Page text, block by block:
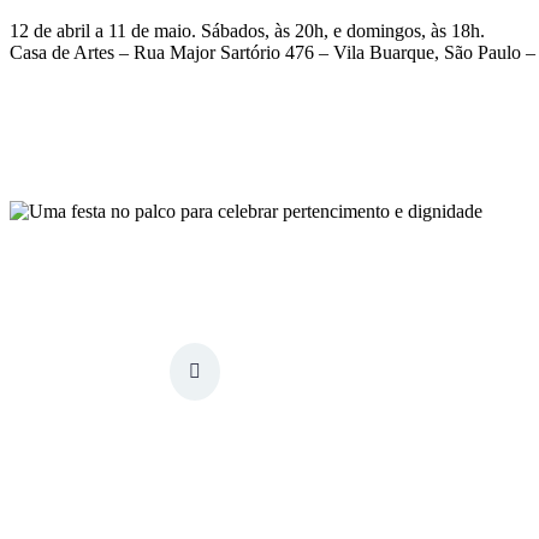
12 de abril a 11 de maio. Sábados, às 20h, e domingos, às 18h.
Casa de Artes – Rua Major Sartório 476 – Vila Buarque, São Paulo –